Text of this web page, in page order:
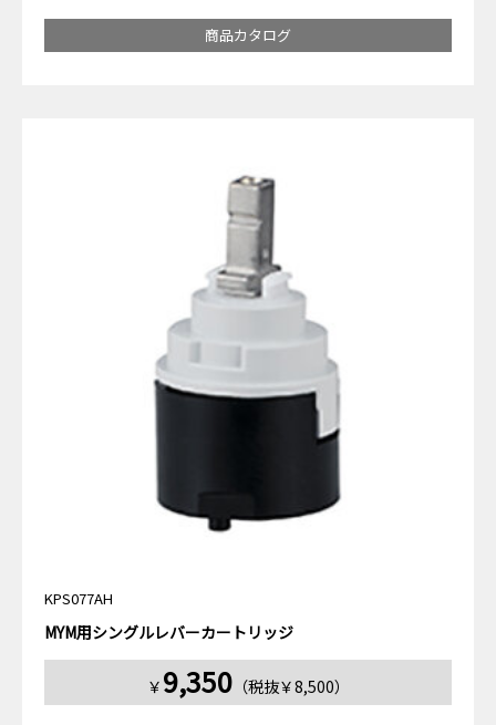
商品カタログ
KPS077AH
MYM用シングルレバーカートリッジ
￥ 9,350（税抜￥8,500）